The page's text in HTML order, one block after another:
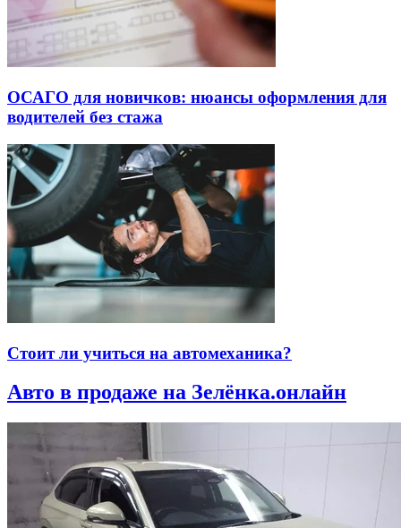
ОСАГО для новичков: нюансы оформления для
водителей без стажа
Стоит ли учиться на автомеханика?
Авто в продаже на Зелёнка.онлайн